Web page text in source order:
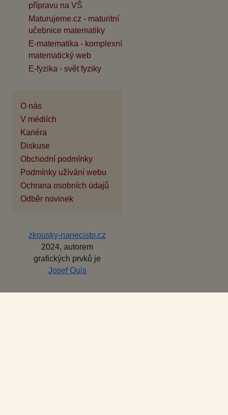
přípravu na VŠ
Maturujeme.cz - maturitní
učebnice matematiky
E-matematika - komplexní
matematický web
E-fyzika - svět fyziky
O nás
V médiích
Kariéra
Diskuse
Obchodní podmínky
Podmínky užívání webu
Ochrana osobních údajů
Odběr novinek
zkousky-nanecisto.cz
2024, autorem
grafických prvků je
Josef Quis